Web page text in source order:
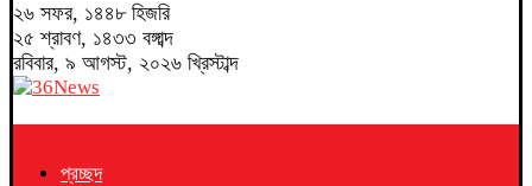
২৬ সফর, ১৪৪৮ হিজরি
২৫ শ্রাবণ, ১৪৩৩ বঙ্গাব্দ
রবিবার, ৯ আগস্ট, ২০২৬ খ্রিস্টাব্দ
প্রচ্ছদ